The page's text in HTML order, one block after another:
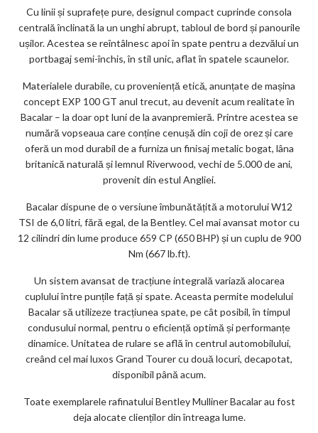
Cu linii și suprafețe pure, designul compact cuprinde consola
centrală înclinată la un unghi abrupt, tabloul de bord și panourile
ușilor. Acestea se reîntâlnesc apoi în spate pentru a dezvălui un
portbagaj semi-închis, în stil unic, aflat în spatele scaunelor.
Materialele durabile, cu proveniență etică, anunțate de mașina
concept EXP 100 GT anul trecut, au devenit acum realitate în
Bacalar – la doar opt luni de la avanpremieră. Printre acestea se
numără vopseaua care conține cenușă din coji de orez și care
oferă un mod durabil de a furniza un finisaj metalic bogat, lâna
britanică naturală și lemnul Riverwood, vechi de 5.000 de ani,
provenit din estul Angliei.
Bacalar dispune de o versiune îmbunătățită a motorului W12
TSI de 6,0 litri, fără egal, de la Bentley. Cel mai avansat motor cu
12 cilindri din lume produce 659 CP (650 BHP) și un cuplu de 900
Nm (667 lb.ft).
Un sistem avansat de tracțiune integrală variază alocarea
cuplului între punțile față și spate. Aceasta permite modelului
Bacalar să utilizeze tracțiunea spate, pe cât posibil, în timpul
condusului normal, pentru o eficiență optimă și performanțe
dinamice. Unitatea de rulare se află în centrul automobilului,
creând cel mai luxos Grand Tourer cu două locuri, decapotat,
disponibil până acum.
Toate exemplarele rafinatului Bentley Mulliner Bacalar au fost
deja alocate clienților din întreaga lume.